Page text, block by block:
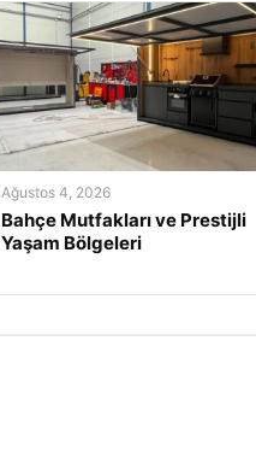
Ağustos 4, 2026
Bahçe Mutfakları ve Prestijli
Yaşam Bölgeleri